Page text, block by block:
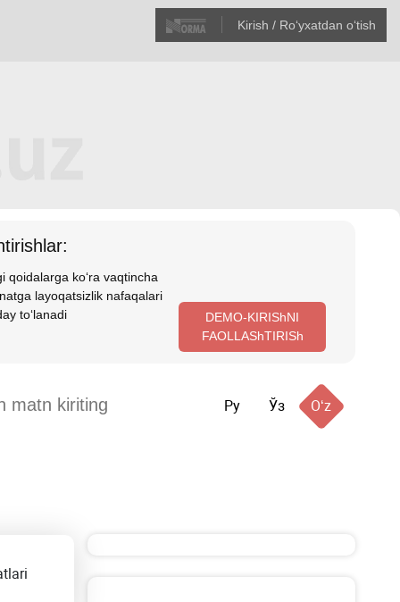
Kirish / Roʻyхatdan oʻtish
qoidalarga koʻra vaqtincha
layoqatsizlik nafaqalari
toʻlanadi
DEMO-KIRIShNI
FAOLLAShTIRISh
Ру Ўз Oʻz